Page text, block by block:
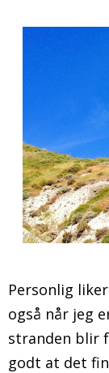
Personlig
også når jeg
stranden blir
godt at det